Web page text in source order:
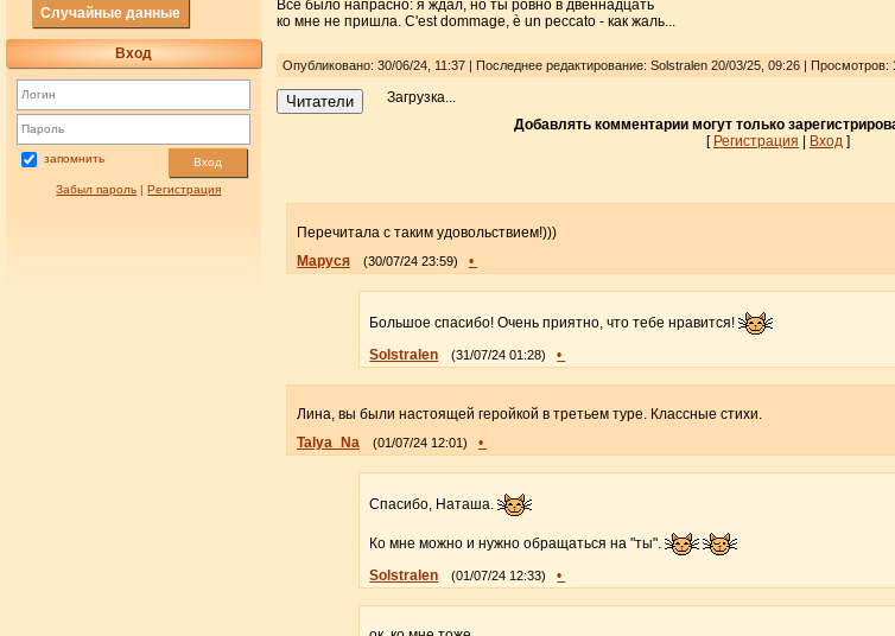
Случайные данные
Вход
запомнить Вход
Забыл пароль |Регистрация
Всё было напрасно: я ждал, но ты ровно в двеннадцать
ко мне не пришла. С'est dommage, è un peccato - как жаль...
Опубликовано: 30/06/24, 11:37 | Последнее редактирование: Solstralen 20/03/25, 09:26 | Просмотров:
Читатели
Загрузка...
Добавлять комментарии могут только
[ Регистрация | Вход ]
Перечитала с таким удовольствием!)))
Маруся
(30/07/24 23:59) •
Большое спасибо! Очень приятно, что тебе нравится!
Solstralen
(31/07/24 01:28) •
Лина, вы были настоящей геройкой в третьем туре. Классные стихи.
Talya_Na
(01/07/24 12:01) •
Спасибо, Наташа.
Ко мне можно и нужно обращаться на "ты".
Solstralen
(01/07/24 12:33) •